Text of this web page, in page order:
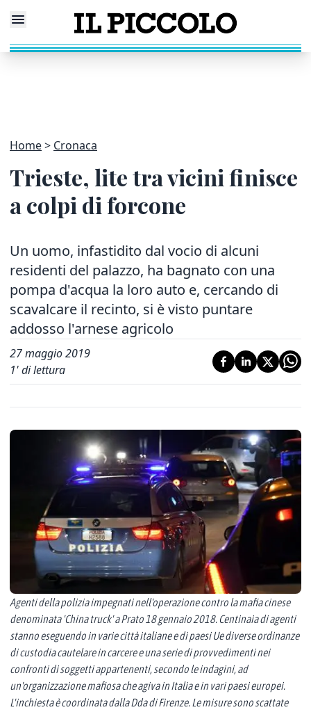
Home Cronaca
Trieste, lite tra vicini finisce
a colpi di forcone
Un uomo, infastidito dal vocio di alcuni
residenti del palazzo, ha bagnato con una
pompa d'acqua la loro auto e, cercando di
scavalcare il recinto, si è visto puntare
addosso l'arnese agricolo
27 maggio 2019
1' di lettura
Agenti della polizia impegnati nell'operazione contro la mafia cinese
denominata 'China truck' a Prato 18 gennaio 2018. Centinaia di agenti
stanno eseguendo in varie città italiane e di paesi Ue diverse ordinanze
di custodia cautelare in carcere e una serie di provvedimenti nei
confronti di soggetti appartenenti, secondo le indagini, ad
un'organizzazione mafiosa che agiva in Italia e in vari paesi europei.
L'inchiesta è coordinata dalla Dda di Firenze. Le misure sono scattate